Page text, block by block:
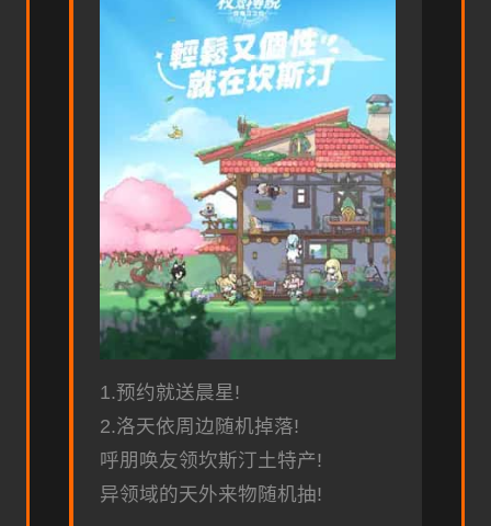
1.预约就送晨星!
2.洛天依周边随机掉落!
呼朋唤友领坎斯汀土特产!
异领域的天外来物随机抽!